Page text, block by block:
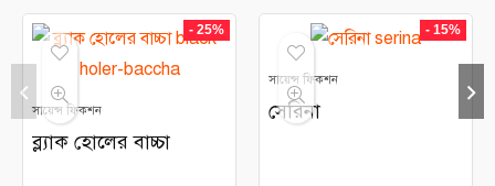
- 25%
সায়েন্স ফিকশন
ব্ল্যাক হোলের বাচ্চা
- 15%
সায়েন্স ফিকশন
সেরিনা